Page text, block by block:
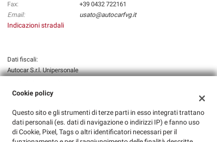
Fax:
+39 0432 722161
Email:
usato@autocarfvg.it
Indicazioni stradali
Dati fiscali:
Autocar S.r.l. Unipersonale
P.IVA:02833090307
N°02833090307
REA:UD-291513
Capitale sociale: € 10.000,00 i.v.
Cookie policy
Questo sito e gli strumenti di terze parti in esso integrati trattano
dati personali (es. dati di navigazione o indirizzi IP) e fanno uso
di Cookie, Pixel, Tags o altri identificatori necessari per il